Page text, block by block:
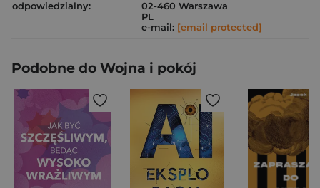
odpowiedzialny:
02-460 Warszawa
PL
e-mail: [email protected]
Podobne do Wojna i pokój